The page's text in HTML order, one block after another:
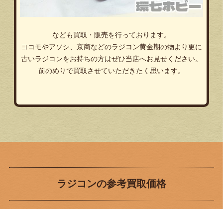
なども買取・販売を行っております。
ヨコモやアソシ、京商などのラジコン黄金期の物より更に
古いラジコンをお持ちの方はぜひ当店へお見せください。
前のめりで買取させていただきたく思います。
ラジコンの参考買取価格